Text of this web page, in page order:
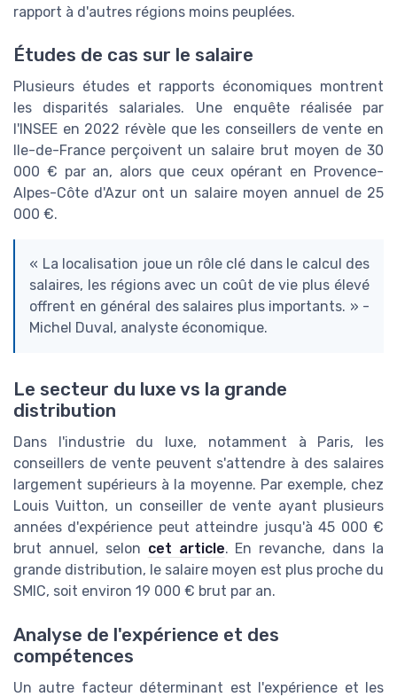
rapport à d'autres régions moins peuplées.
Études de cas sur le salaire
Plusieurs études et rapports économiques montrent
les disparités salariales. Une enquête réalisée par
l'INSEE en 2022 révèle que les conseillers de vente en
Ile-de-France perçoivent un salaire brut moyen de 30
000 € par an, alors que ceux opérant en Provence-
Alpes-Côte d'Azur ont un salaire moyen annuel de 25
000 €.
« La localisation joue un rôle clé dans le calcul des
salaires, les régions avec un coût de vie plus élevé
offrent en général des salaires plus importants. » -
Michel Duval, analyste économique.
Le secteur du luxe vs la grande
distribution
Dans l'industrie du luxe, notamment à Paris, les
conseillers de vente peuvent s'attendre à des salaires
largement supérieurs à la moyenne. Par exemple, chez
Louis Vuitton, un conseiller de vente ayant plusieurs
années d'expérience peut atteindre jusqu'à 45 000 €
brut annuel, selon cet article. En revanche, dans la
grande distribution, le salaire moyen est plus proche du
SMIC, soit environ 19 000 € brut par an.
Analyse de l'expérience et des
compétences
Un autre facteur déterminant est l'expérience et les